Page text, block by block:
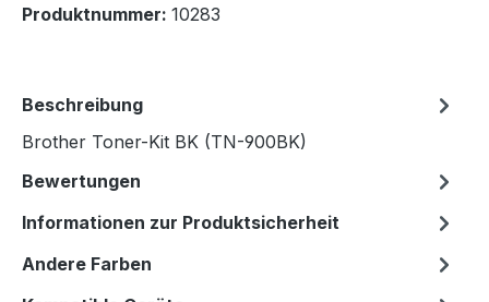
Produktnummer: 10283
Beschreibung
Brother Toner-Kit BK (TN-900BK)
Bewertungen
Informationen zur Produktsicherheit
Andere Farben